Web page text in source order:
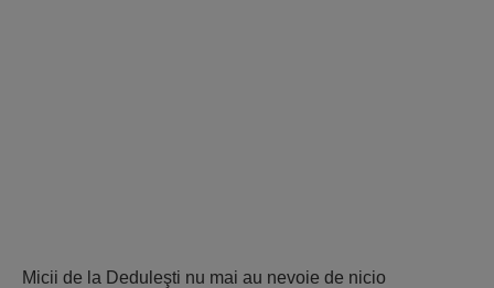
Micii de la Deduleşti nu mai au nevoie de nicio